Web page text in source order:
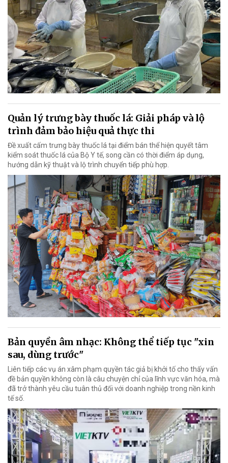
Quản lý trưng bày thuốc lá: Giải pháp và lộ
trình đảm bảo hiệu quả thực thi
Đề xuất cấm trưng bày thuốc lá tại điểm bán thể hiện quyết tâm
kiểm soát thuốc lá của Bộ Y tế, song cần có thời điểm áp dụng,
hướng dẫn kỹ thuật và lộ trình chuyển tiếp phù hợp.
Bản quyền âm nhạc: Không thể tiếp tục "xin
sau, dùng trước"
Liên tiếp các vụ án xâm phạm quyền tác giả bị khởi tố cho thấy vấn
đề bản quyền không còn là câu chuyện chỉ của lĩnh vực văn hóa, mà
đã trở thành yêu cầu tuân thủ đối với doanh nghiệp trong nền kinh
tế số.